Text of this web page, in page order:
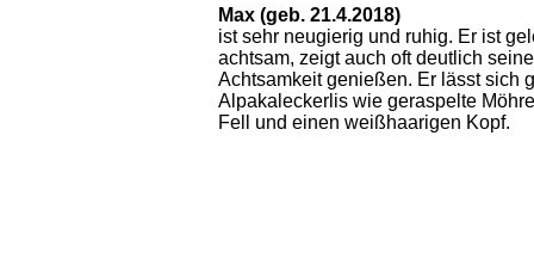
Max (geb. 21.4.2018)
ist sehr neugierig und ruhig. Er ist
achtsam, zeigt auch oft deutlich
Achtsamkeit genießen. Er lässt sich
Alpakaleckerlis wie geraspelte
Fell und einen weißhaarigen Kopf.